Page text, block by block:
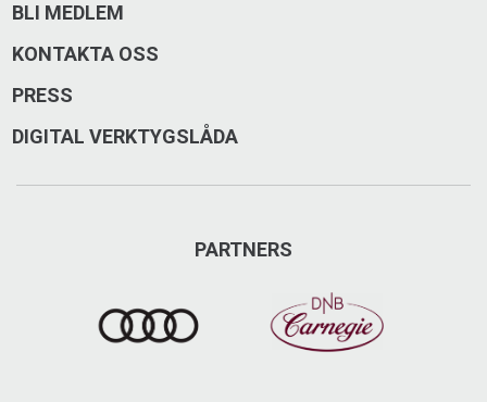
BLI MEDLEM
KONTAKTA OSS
PRESS
DIGITAL VERKTYGSLÅDA
PARTNERS